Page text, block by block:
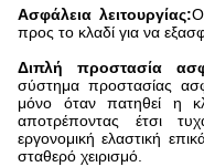
Ασφάλεια λειτουργίας:Ο
προς το κλαδί για να
Διπλή προστασία
σύστημα προστασίας
μόνο όταν πατηθεί η
αποτρέποντας έτσι
εργονομική ελαστική
σταθερό χειρισμό.